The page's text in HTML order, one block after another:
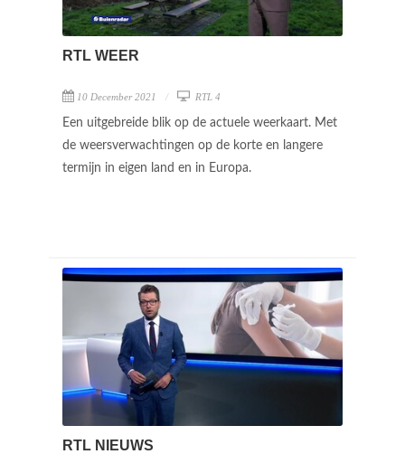
RTL WEER
10 December 2021 RTL 4
Een uitgebreide blik op de actuele weerkaart. Met
de weersverwachtingen op de korte en langere
termijn in eigen land en in Europa.
RTL NIEUWS